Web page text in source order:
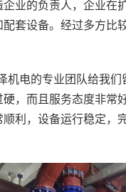
业的负责人，企业在
套设备。经过多方比
机电的专业团队给我们
，而且服务态度非常
利，设备运行稳定，